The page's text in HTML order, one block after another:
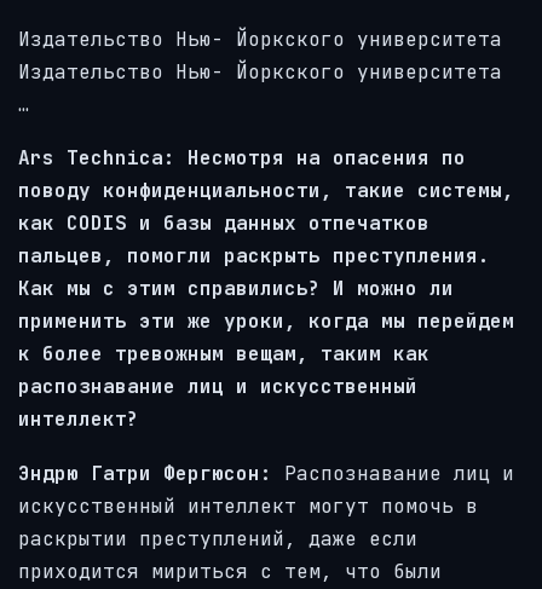
Издательство Нью- Йоркского университета
Издательство Нью- Йоркского университета
…
Ars Technica: Несмотря на опасения по
поводу конфиденциальности, такие системы,
как CODIS и базы данных отпечатков
пальцев, помогли раскрыть преступления.
Как мы с этим справились? И можно ли
применить эти же уроки, когда мы перейдем
к более тревожным вещам, таким как
распознавание лиц и искусственный
интеллект?
Эндрю Гатри Фергюсон:
Распознавание лиц и
искусственный интеллект могут помочь в
раскрытии преступлений, даже если
приходится мириться с тем, что были